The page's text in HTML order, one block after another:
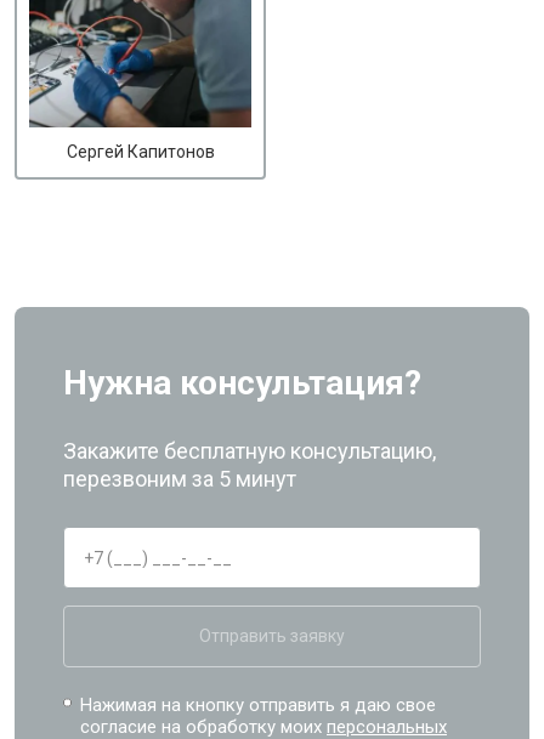
Сергей Капитонов
Нужна консультация?
Закажите бесплатную консультацию,
перезвоним за 5 минут
Отправить заявку
Нажимая на кнопку отправить я даю свое
согласие на обработку моихперсональных